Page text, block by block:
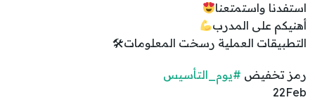
استفدنا واستمتعنا
أهنيكم على المدرب
التطبيقات العملية رسخت المعلومات🛠
رمز تخفيض #يوم_التأسيس
22Feb